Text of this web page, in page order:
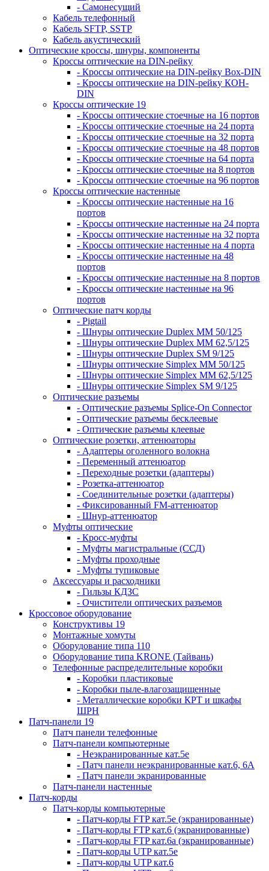
- Самонесущий
Кабель телефонный
Кабель SFTP, SSTP
Кабель акустический
Оптические кроссы, шнуры, компоненты
Кроссы оптические на DIN-рейку
- Кроссы оптические на DIN-рейку Box-DIN
- Кроссы оптические на DIN-рейку КОН-
DIN
Кроссы оптические 19
- Кроссы оптические стоечные на 16 портов
- Кроссы оптические стоечные на 24 порта
- Кроссы оптические стоечные на 32 порта
- Кроссы оптические стоечные на 48 портов
- Кроссы оптические стоечные на 64 порта
- Кроссы оптические стоечные на 8 портов
- Кроссы оптические стоечные на 96 портов
Кроссы оптические настенные
- Кроссы оптические настенные на 16
портов
- Кроссы оптические настенные на 24 порта
- Кроссы оптические настенные на 32 порта
- Кроссы оптические настенные на 4 порта
- Кроссы оптические настенные на 48
портов
- Кроссы оптические настенные на 8 портов
- Кроссы оптические настенные на 96
портов
Оптические патч корды
- Pigtail
- Шнуры оптические Duplex MM 50/125
- Шнуры оптические Duplex MM 62,5/125
- Шнуры оптические Duplex SM 9/125
- Шнуры оптические Simplex MM 50/125
- Шнуры оптические Simplex MM 62,5/125
- Шнуры оптические Simplex SM 9/125
Оптические разъемы
- Оптические разъемы Splice-On Connector
- Оптические разъемы бесклеевые
- Оптические разъемы клеевые
Оптические розетки, аттенюаторы
- Адаптеры оголенного волокна
- Переменный аттенюатор
- Переходные розетки (адаптеры)
- Розетка-аттенюатор
- Соединительные розетки (адаптеры)
- Фиксированный FM-аттенюатор
- Шнур-аттенюатор
Муфты оптические
- Кросс-муфты
- Муфты магистральные (ССД)
- Муфты проходные
- Муфты тупиковые
Аксессуары и расходники
- Гильзы КДЗС
- Очистители оптических разъемов
Кроссовое оборудование
Конструктивы 19
Монтажные хомуты
Оборудование типа 110
Оборудование типа KRONE (Тайвань)
Телефонные распределительные коробки
- Коробки пластиковые
- Коробки пыле-влагозащищенные
- Металлические коробки КРТ и шкафы
ШРН
Патч-панели 19
Патч панели телефонные
Патч-панели компьютерные
- Неэкранированные кат.5е
- Патч панели неэкранированные кат.6, 6А
- Патч панели экранированные
Патч-панели настенные
Патч-корды
Патч-корды компьютерные
- Патч-корды FTP кат.5е (экранированные)
- Патч-корды FTP кат.6 (экранированные)
- Патч-корды FTP кат.6а (экранированные)
- Патч-корды UTP кат.5е
- Патч-корды UTP кат.6